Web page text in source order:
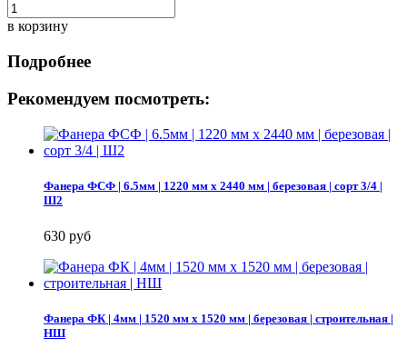
в корзину
Подробнее
Рекомендуем посмотреть:
Фанера ФСФ | 6.5мм | 1220 мм х 2440 мм | березовая | сорт 3/4 |
Ш2
630 руб
Фанера ФК | 4мм | 1520 мм х 1520 мм | березовая | строительная |
НШ